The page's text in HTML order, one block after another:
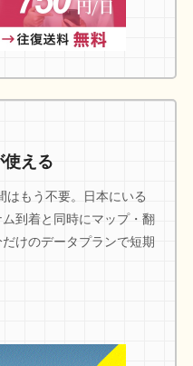
える
はもう不要。日本にいる
到着と同時にマップ・翻
けのデータプランで短期